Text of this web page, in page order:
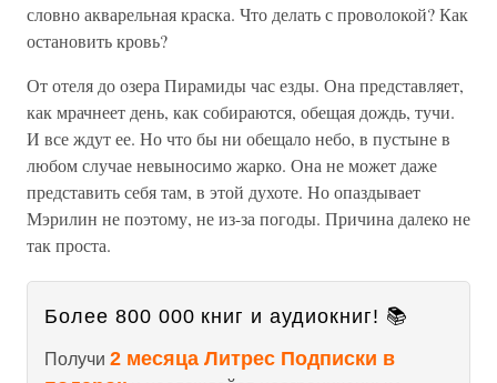
словно акварельная краска. Что делать с проволокой? Как
остановить кровь?
От отеля до озера Пирамиды час езды. Она представляет,
как мрачнеет день, как собираются, обещая дождь, тучи.
И все ждут ее. Но что бы ни обещало небо, в пустыне в
любом случае невыносимо жарко. Она не может даже
представить себя там, в этой духоте. Но опаздывает
Мэрилин не поэтому, не из-за погоды. Причина далеко не
так проста.
Более 800 000 книг и аудиокниг! 📚
Получи 2 месяца Литрес Подписки в